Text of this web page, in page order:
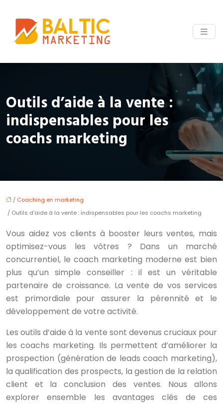
Outils d’aide à la vente :
indispensables pour les
coachs marketing
/ Coaching en marketing
/ Outils d’aide à la vente : indispensables pour les coachs marketing
Vous aidez vos clients à booster leurs ventes, mais
optimisez-vous les vôtres ? Dans un marché
concurrentiel, le coach marketing moderne est bien
plus qu’un simple conseiller : il est un véritable
partenaire de croissance. La vente de vos services
est primordiale pour assurer la pérennité et le
développement de votre activité.
Les outils d’aide à la vente sont devenus cruciaux pour
les coachs marketing. Ils permettent d’améliorer la
prospection (génération de leads coach marketing),
la qualification des prospects, la gestion de la relation
client et la conclusion des ventes. Nous allons
explorer ensemble les avantages clés de ces